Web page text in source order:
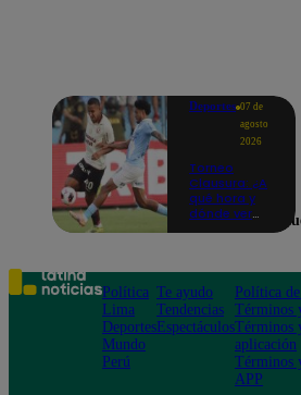
Deportes 07 de
agosto
2026
Torneo
Clausura: ¿A
qué hora y
dónde ver
fecha 4?
Política
Lima
Deportes
Mundo
Perú
Te ayudo
Tendencias
Espectáculos
Política
Términos
Términos
aplicación
Términos
APP